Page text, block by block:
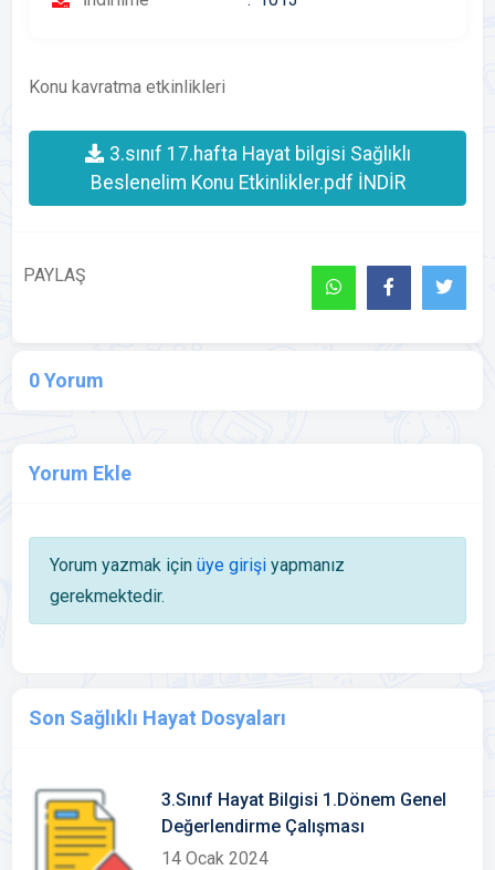
Konu kavratma etkinlikleri
3.sınıf 17.hafta Hayat bilgisi Sağlıklı
Beslenelim Konu Etkinlikler.pdf İNDİR
PAYLAŞ
0 Yorum
Yorum Ekle
Yorum yazmak için üye girişiyapmanız
gerekmektedir.
Son Sağlıklı Hayat Dosyaları
3.Sınıf Hayat Bilgisi 1.Dönem Genel
Değerlendirme Çalışması
14 Ocak 2024